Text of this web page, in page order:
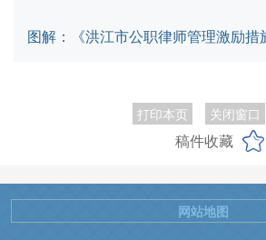
图解：《洪江市公职律师管理激励措
打印本页 关闭窗口
稿件收藏
网站地图